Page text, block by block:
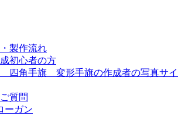
価格でも品質にこだわり尽くしました！
製作流れ
初心者の方
四角手旗 変形手旗の作成者の写真サイ
質問
ーガン